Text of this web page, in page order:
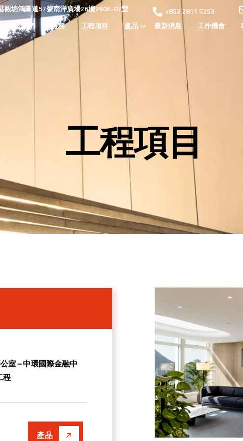
觀塘鴻圖道57號南洋廣場26樓2606-07室
+852 2811 5253
關於我們 服務 工程項目 產品 最新消息 工作機會
工程項目
室 – 中環國際金融中
程
產品